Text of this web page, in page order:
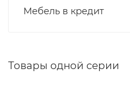
Мебель в кредит
Товары одной серии